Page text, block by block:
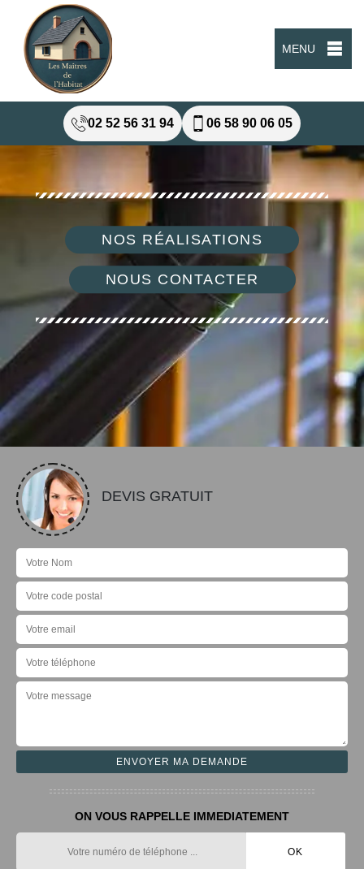
MENU
02 52 56 31 94 06 58 90 06 05
NOS RÉALISATIONS
NOUS CONTACTER
DEVIS GRATUIT
ON VOUS RAPPELLE IMMEDIATEMENT